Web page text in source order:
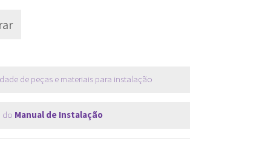
de peças e materiais para instalação
do Manual de Instalação